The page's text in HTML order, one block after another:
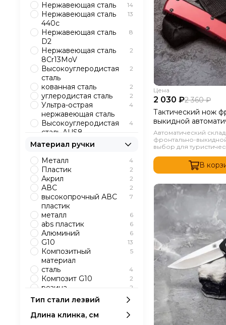
Цена
2 030 ₽2 360 ₽
Тактический нож
выкидной
Microtech Красный
Автоматический
фронтально-
выбор для
В
Нержавеющая сталь
14
Нержавеющая сталь
440с
13
Нержавеющая сталь
D2
8
Нержавеющая сталь
8Cr13MoV
2
Высокоуглеродистая
сталь
2
кованная сталь 2
углеродистая сталь 2
Ультра-острая
нержавеющая сталь
4
Высокоуглеродистая
сталь AUS8
4
Нержавеющая сталь
AUS-8
10
Кованая сталь 4
Нержавеющая сталь
420
1
Материал ручки
Металл
4
Пластик 2
Акрил 2
АВС 2
высокопрочный АВС
пластик
7
металл 6
abs пластик 6
Алюминий 6
G10 13
Композитный
материал
5
сталь 4
Композит G10 2
резина 2
Эластрон 10
Орех
Тип стали лезвий
Длина клинка, см